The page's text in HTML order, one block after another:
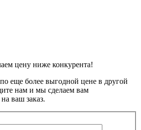
цену ниже конкурента!
еще более выгодной цене в другой
нам и мы сделаем вам
ваш заказ.